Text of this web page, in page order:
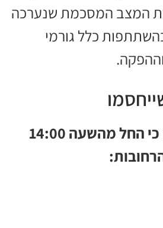
המצב המסכמת שנערכה
כלל גורמי
במשטרה הודיעו כי החל מהשעה 14:00